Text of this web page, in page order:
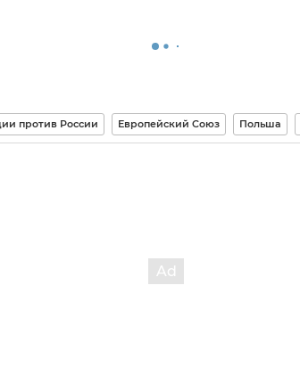
против России Европейский Союз Польша